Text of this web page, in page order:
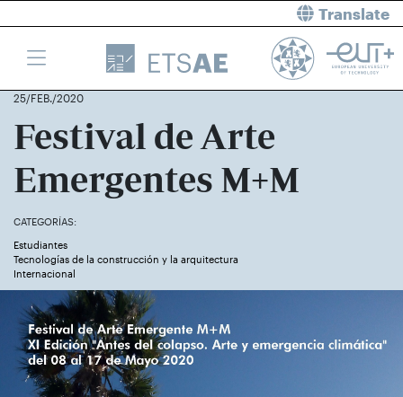
Translate
25/FEB./2020
Festival de Arte
Emergentes M+M
CATEGORÍAS:
Estudiantes
Tecnologías de la construcción y la arquitectura
Internacional